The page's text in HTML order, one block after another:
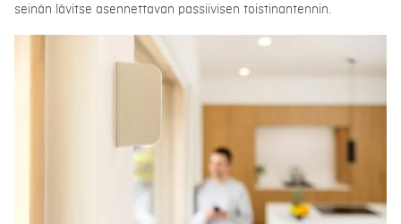
seinän lävitse asennettavan passiivisen toistinantennin.